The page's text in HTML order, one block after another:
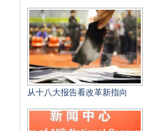
从十八大报告看改革新指向